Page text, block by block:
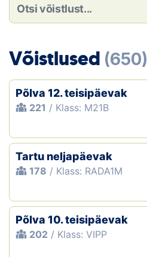
Kaardid
Koondised
Tulemused
Võistlused (650)
Põlva 12. teisipäevak
221 / Klass: M21B
Tartu neljapäevak
178 / Klass: RADA1M
Põlva 10. teisipäevak
202 / Klass: VIPP